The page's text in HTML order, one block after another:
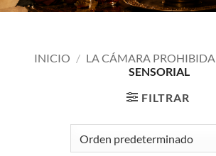
INICIO / LA CÁMARA PROHIBIDA
SENSORIAL
FILTRAR